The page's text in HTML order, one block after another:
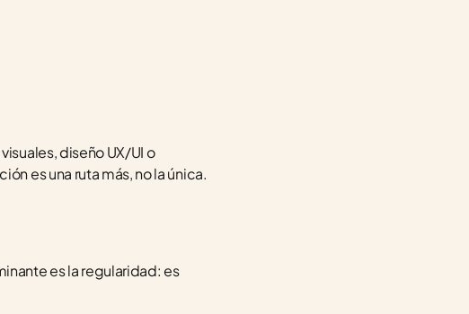
diseño UX/UI o
es una ruta más, no la única.
es la regularidad: es